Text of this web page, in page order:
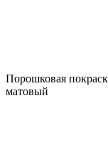
Порошковая
матовый